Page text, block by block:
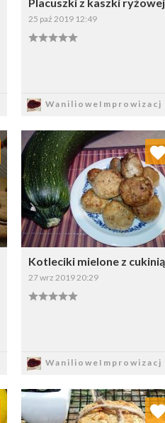
25 paź 2019 12:49
WanilioweImprowizacj
Kotleciki mielone z cukinią
27 wrz 2019 20:29
WanilioweImprowizacj
Dodaj do
Wybierz
Dodaj do